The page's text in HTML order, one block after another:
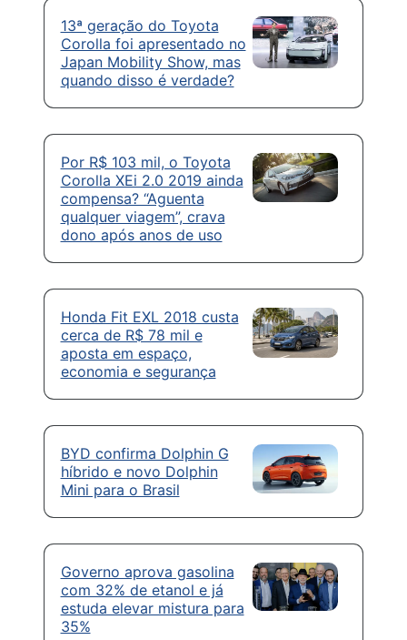
13ª geração do Toyota
Corolla foi apresentado no
Japan Mobility Show, mas
quando disso é verdade?
Por R$ 103 mil, o Toyota
Corolla XEi 2.0 2019 ainda
compensa? “Aguenta
qualquer viagem”, crava
dono após anos de uso
Honda Fit EXL 2018 custa
cerca de R$ 78 mil e
aposta em espaço,
economia e segurança
BYD confirma Dolphin G
híbrido e novo Dolphin
Mini para o Brasil
Governo aprova gasolina
com 32% de etanol e já
estuda elevar mistura para
35%